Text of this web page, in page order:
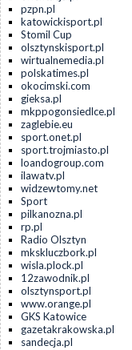
pzpn.pl
katowickisport.pl
Stomil Cup
olsztynskisport.pl
wirtualnemedia.pl
polskatimes.pl
okocimski.com
gieksa.pl
mkppogonsiedlce.pl
zaglebie.eu
sport.onet.pl
sport.trojmiasto.pl
loandogroup.com
ilawatv.pl
widzewtomy.net
Sport
pilkanozna.pl
rp.pl
Radio Olsztyn
mkskluczbork.pl
wisla.plock.pl
12zawodnik.pl
olsztynsport.pl
www.orange.pl
GKS Katowice
gazetakrakowska.pl
sandecja.pl